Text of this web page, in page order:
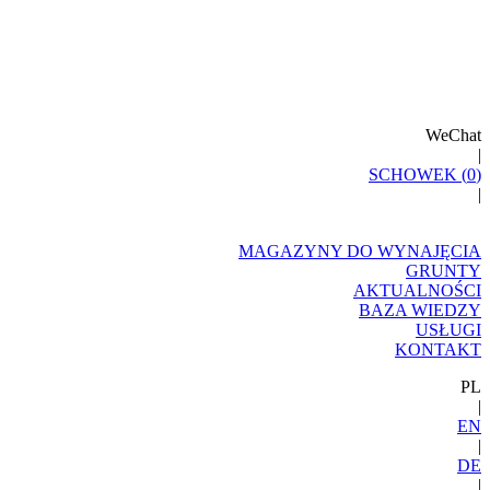
WeChat
|
SCHOWEK (0)
|
MAGAZYNY DO WYNAJĘCIA
GRUNTY
AKTUALNOŚCI
BAZA WIEDZY
USŁUGI
KONTAKT
PL
|
EN
|
DE
|